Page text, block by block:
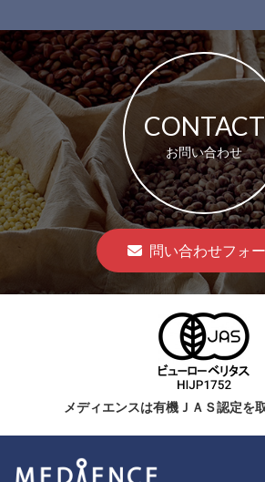
CONTACT
お問い合わせ
問い合わせフォ
メディエンスは有機ＪＡＳ認定を